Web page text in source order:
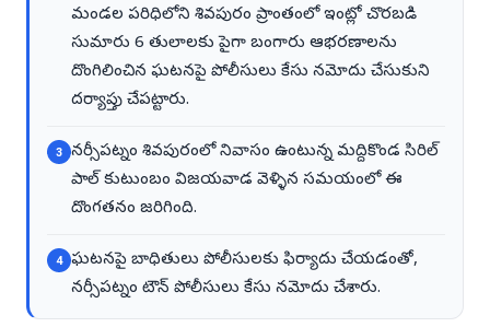
మండల పరిధిలోని శివపురం ప్రాంతంలో ఇంట్లో చొరబడి
సుమారు 6 తులాలకు పైగా బంగారు ఆభరణాలను
దొంగిలించిన ఘటనపై పోలీసులు కేసు నమోదు చేసుకుని
దర్యాప్తు చేపట్టారు.
3
నర్సీపట్నం శివపురంలో నివాసం ఉంటున్న మద్దికొండ సిరిల్
పాల్ కుటుంబం విజయవాడ వెళ్ళిన సమయంలో ఈ
దొంగతనం జరిగింది.
4
ఘటనపై బాధితులు పోలీసులకు ఫిర్యాదు చేయడంతో,
నర్సీపట్నం టౌన్ పోలీసులు కేసు నమోదు చేశారు.